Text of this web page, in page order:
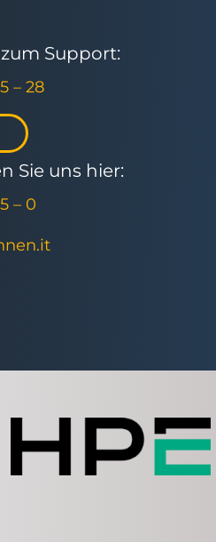
Support:
– 28
Sie uns hier:
– 0